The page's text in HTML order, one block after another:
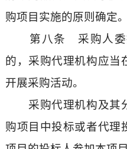
购项目实施的原则确定。
第八条 采购人委
的，采购代理机构应当
开展采购活动。
采购代理机构及其
购项目中投标或者代理